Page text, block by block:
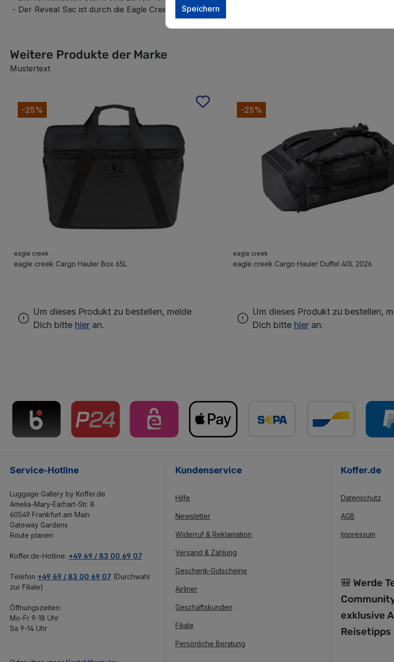
- Der Reveal Sac ist durch die Eagle Creek Lifetime Warranty abgedeckt.
Weitere Produkte der Marke
Mustertext
Produktgalerie überspringen
-25%
eagle creek
eagle creek Cargo Hauler Box 65L
Um dieses Produkt zu bestellen, melde
Dich bitte hier an.
-25%
eagle creek
eagle creek Cargo Hauler Duffel 40L 2026
Um dieses Produkt zu bestellen,
Dich bitte hieran.
Service-Hotline
Luggage Gallery by Koffer.de
Amelia-Mary-Earhart-Str. 8
60549 Frankfurt am Main
Gateway Gardens
Route planen
Koffer.de-Hotline: +49 69 / 83 00 69 07
Telefon +49 69 / 83 00 69 07 (Durchwahl
zur Filiale)
Öffnungszeiten:
Mo-Fr 9-18 Uhr
Sa 9-14 Uhr
Kundenservice
Hilfe
Newsletter
Widerruf & Reklamation
Versand & Zahlung
Geschenk-Gutscheine
Airliner
Geschäftskunden
Filiale
Persönliche Beratung
Koffer.de
Datenschutz
AGB
Impressum
🎒 Werde
exklusive
Speichern